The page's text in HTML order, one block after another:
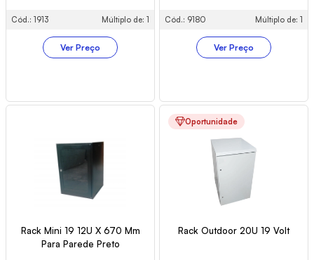
Cód.: 1913 Múltiplo de: 1
Ver Preço
Cód.: 9180 Múltiplo de: 1
Ver Preço
Rack Mini 19 12U X 670 Mm
Para Parede Preto
Oportunidade
Rack Outdoor 20U 19 Volt